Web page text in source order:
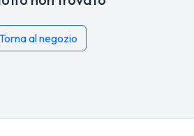
Torna al negozio